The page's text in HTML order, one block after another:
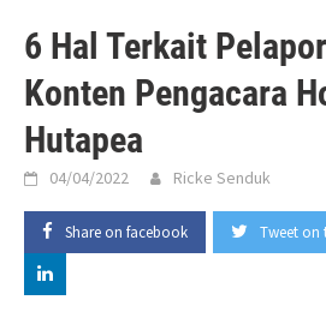
6 Hal Terkait
Konten Pengacara
Hutapea
04/04/2022 Ricke Senduk
Share on facebook Tweet on